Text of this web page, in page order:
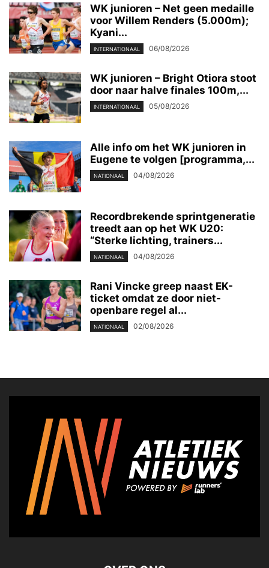
WK junioren – Net geen medaille
voor Willem Renders (5.000m);
Kyani...
INTERNATIONAAL 06/08/2026
WK junioren – Bright Otiora stoot
door naar halve finales 100m,...
INTERNATIONAAL 05/08/2026
Alle info om het WK junioren in
Eugene te volgen [programma,...
NATIONAAL 04/08/2026
Recordbrekende sprintgeneratie
treedt aan op het WK U20:
“Sterke lichting, trainers...
NATIONAAL 04/08/2026
Rani Vincke greep naast EK-
ticket omdat ze door niet-
openbare regel al...
NATIONAAL 02/08/2026